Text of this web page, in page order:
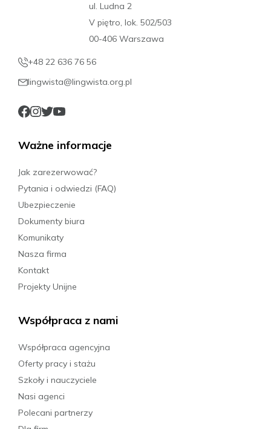
ul. Ludna 2
V piętro, lok. 502/503
00-406 Warszawa
+48 22 636 76 56
lingwista@lingwista.org.pl
Ważne informacje
Jak zarezerwować?
Pytania i odwiedzi (FAQ)
Ubezpieczenie
Dokumenty biura
Komunikaty
Nasza firma
Kontakt
Projekty Unijne
Współpraca z nami
Współpraca agencyjna
Oferty pracy i stażu
Szkoły i nauczyciele
Nasi agenci
Polecani partnerzy